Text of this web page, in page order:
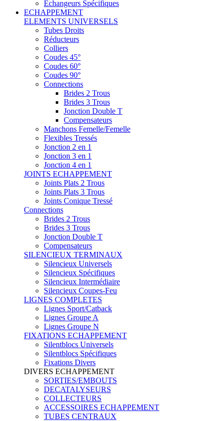
Echangeurs Spécifiques
ECHAPPEMENT
ELEMENTS UNIVERSELS
Tubes Droits
Réducteurs
Colliers
Coudes 45°
Coudes 60°
Coudes 90°
Connections
Brides 2 Trous
Brides 3 Trous
Jonction Double T
Compensateurs
Manchons Femelle/Femelle
Flexibles Tressés
Jonction 2 en 1
Jonction 3 en 1
Jonction 4 en 1
JOINTS ECHAPPEMENT
Joints Plats 2 Trous
Joints Plats 3 Trous
Joints Conique Tressé
Connections
Brides 2 Trous
Brides 3 Trous
Jonction Double T
Compensateurs
SILENCIEUX TERMINAUX
Silencieux Universels
Silencieux Spécifiques
Silencieux Intermédiaire
Silencieux Coupes-Feu
LIGNES COMPLETES
Lignes Sport/Catback
Lignes Groupe A
Lignes Groupe N
FIXATIONS ECHAPPEMENT
Silentblocs Universels
Silentblocs Spécifiques
Fixations Divers
DIVERS ECHAPPEMENT
SORTIES/EMBOUTS
DECATALYSEURS
COLLECTEURS
ACCESSOIRES ECHAPPEMENT
TUBES CENTRAUX